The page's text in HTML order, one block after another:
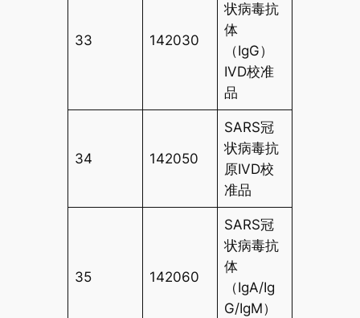
33 142030
状病毒抗
体
（IgG）
IVD校准
品
34 142050
SARS冠
状病毒抗
原IVD校
准品
35 142060
SARS冠
状病毒抗
体
（IgA/Ig
G/IgM）